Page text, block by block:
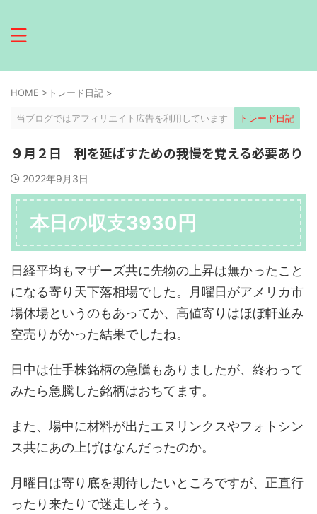
HOME > トレード日記 >
当ブログではアフィリエイト広告を利用しています トレード日記
９月２日 利を延ばすための我慢を覚える必要あり
2022年9月3日
本日の収支3930円
日経平均もマザーズ共に先物の上昇は無かったこと
になる寄り天下落相場でした。月曜日がアメリカ市
場休場というのもあってか、高値寄りはほぼ軒並み
空売りがかった結果でしたね。
日中は仕手株銘柄の急騰もありましたが、終わって
みたら急騰した銘柄はおちてます。
また、場中に材料が出たエヌリンクスやフォトシン
ス共にあの上げはなんだったのか。
月曜日は寄り底を期待したいところですが、正直行
ったり来たりで迷走しそう。